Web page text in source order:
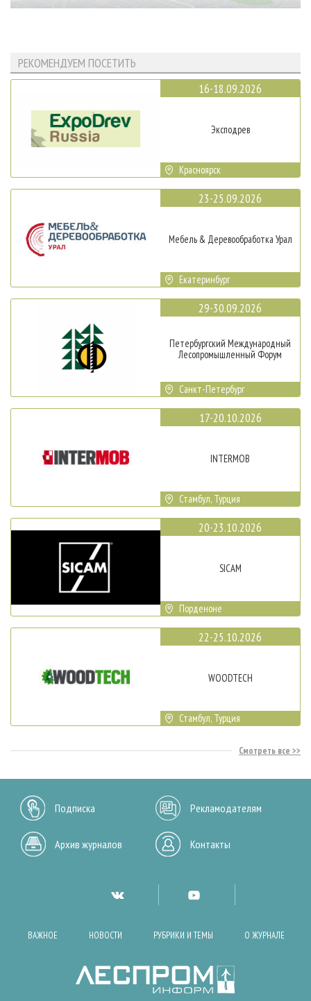
РЕКОМЕНДУЕМ ПОСЕТИТЬ
16-18.09.2026
Эксподрев
Красноярск
23-25.09.2026
Мебель & Деревообработка Урал
Екатеринбург
29-30.09.2026
Петербургский Международный
Лесопромышленный Форум
Санкт-Петербург
17-20.10.2026
INTERMOB
Стамбул, Турция
20-23.10.2026
SICAM
Порденоне
22-25.10.2026
WOODTECH
Стамбул, Турция
Смотреть все
Подписка Рекламодателям
Архив журналов Контакты
ВАЖНОЕ НОВОСТИ РУБРИКИ И ТЕМЫ О ЖУРНАЛЕ